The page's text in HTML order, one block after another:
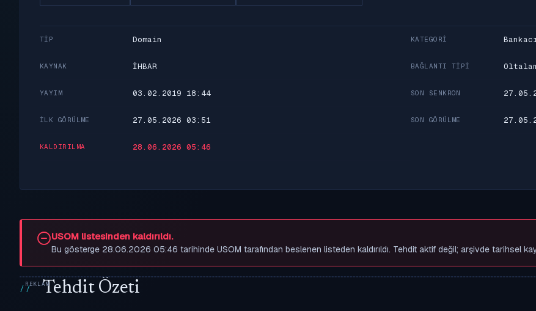
TIP Domain KATEGORI
KAYNAK İHBAR BAĞLANTI TIPI
YAYIM 03.02.2019 18:44 SON SENKRON
İLK GÖRÜLME 27.05.2026 03:51 SON GÖRÜLME
KALDIRILMA 28.06.2026 05:46
USOM listesinden kaldırıldı.
Bu gösterge 28.06.2026 05:46 tarihinde USOM tarafından beslenen listeden kaldırıldı. Tehdit aktif değil; arşivde tarihsel
Tehdit Özeti